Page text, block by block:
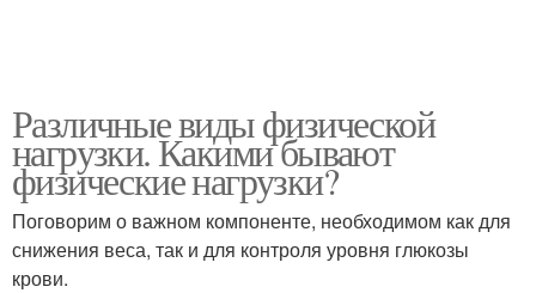
Различные виды физической
нагрузки. Какими бывают
физические нагрузки?
Поговорим о важном компоненте, необходимом как для
снижения веса, так и для контроля уровня глюкозы
крови.